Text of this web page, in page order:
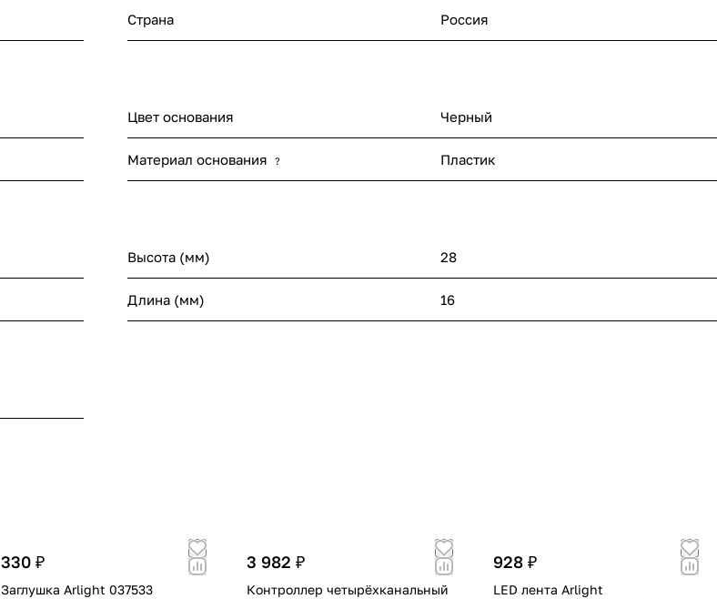
Страна Россия
Цвет основания Черный
Материал основания ? Пластик
Высота (мм) 28
Длина (мм) 16
330 ₽
Заглушка Arlight 037533
3 982 ₽
Контроллер четырёхканальный
928 ₽
LED лента Arlight